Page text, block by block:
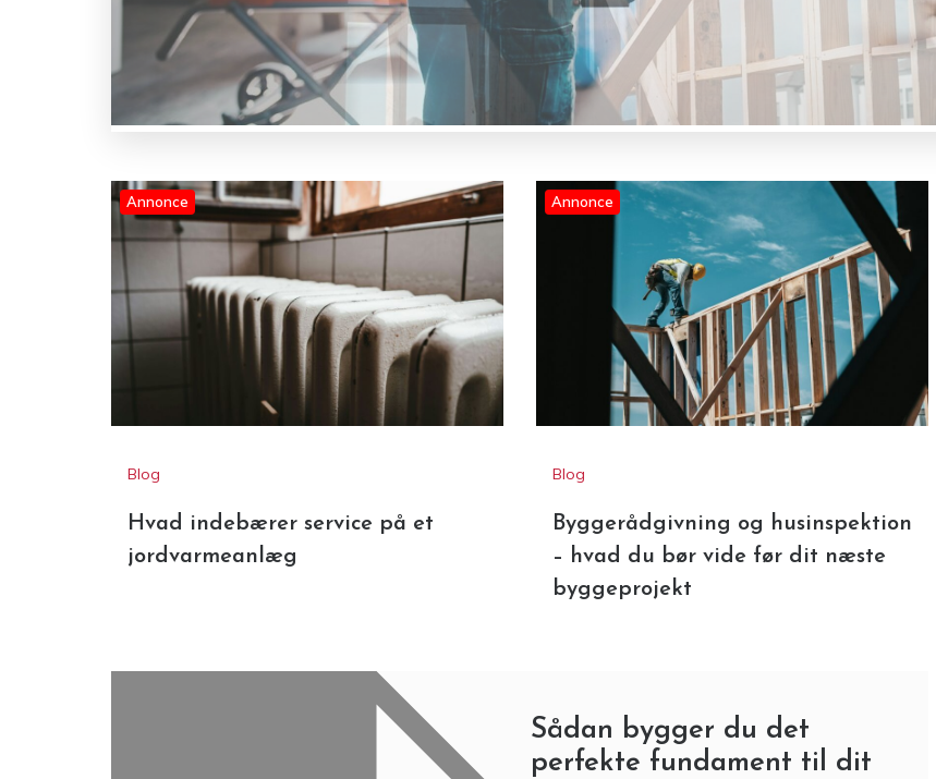
Annonce
Blog
Hvad indebærer service på et
jordvarmeanlæg
Annonce
Blog
Byggerådgivning og husinspektion
– hvad du bør vide før dit næste
byggeprojekt
Sådan bygger du det
perfekte fundament til dit